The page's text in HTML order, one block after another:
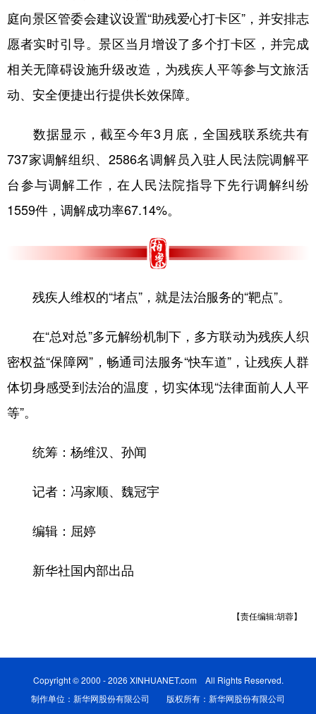
庭向景区管委会建议设置“助残爱心打卡区”，并安排志
愿者实时引导。景区当月增设了多个打卡区，并完成
相关无障碍设施升级改造，为残疾人平等参与文旅活
动、安全便捷出行提供长效保障。
数据显示，截至今年3月底，全国残联系统共有
737家调解组织、2586名调解员入驻人民法院调解平
台参与调解工作，在人民法院指导下先行调解纠纷
1559件，调解成功率67.14%。
残疾人维权的“堵点”，就是法治服务的“靶点”。
在“总对总”多元解纷机制下，多方联动为残疾人织
密权益“保障网”，畅通司法服务“快车道”，让残疾人群
体切身感受到法治的温度，切实体现“法律面前人人平
等”。
统筹：杨维汉、孙闻
记者：冯家顺、魏冠宇
编辑：屈婷
新华社国内部出品
【责任编辑:胡蓉】
Copyright © 2000 - 2026 XINHUANET.com All Rights Reserved.
制作单位：新华网股份有限公司 版权所有：新华网股份有限公司